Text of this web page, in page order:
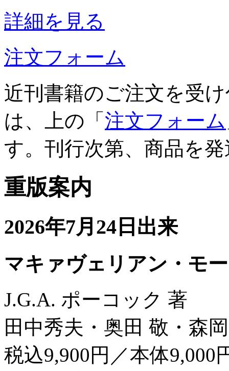
詳細を見る
注文フォーム
近刊書籍のご注文を受
は、上の「 注文フォーム
す。刊行次第、商品を
重版案内
2026年7月24日出来
マキァヴェリアン・モ
J.G.A. ポーコック 著
田中秀夫・奥田 敬・森
税込9,900円／本体9,000